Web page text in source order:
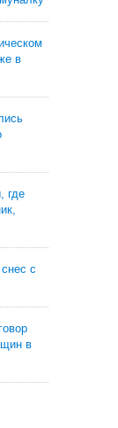
в
где
с
в